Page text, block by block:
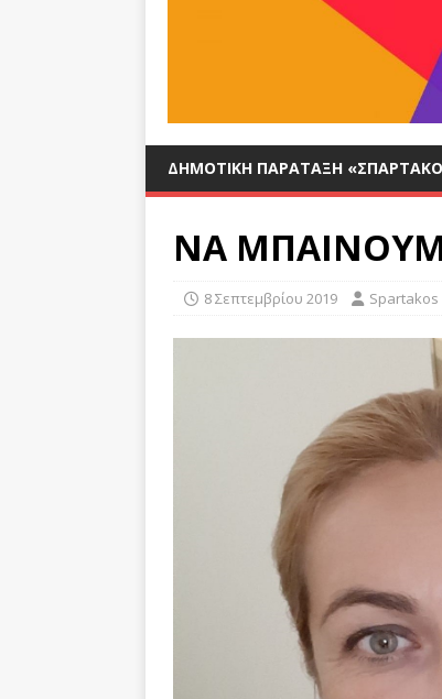
ΔΗΜΟΤΙΚΉ ΠΑΡΆΤΑΞΗ
ΝΑ
8 Σεπτεμβρίου 2019 Spartakos